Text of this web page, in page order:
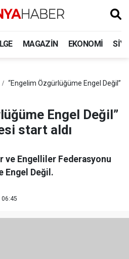
MAGAZIN EKONOMI
“Engelim Özgürlüğüme Engel Değil”
Engel Değil”
start aldı
ve Engelliler Federasyonu
Engel Değil.
06:45